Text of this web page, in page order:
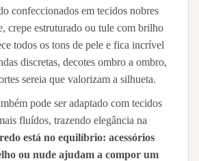
confeccionados em tecidos nobres
crepe estruturado ou tule com brilho
todos os tons de pele e fica incrível
discretas, decotes ombro a ombro,
sereia que valorizam a silhueta.
pode ser adaptado com tecidos
fluídos, trazendo elegância na
está no equilíbrio: acessórios
ou nude ajudam a compor um